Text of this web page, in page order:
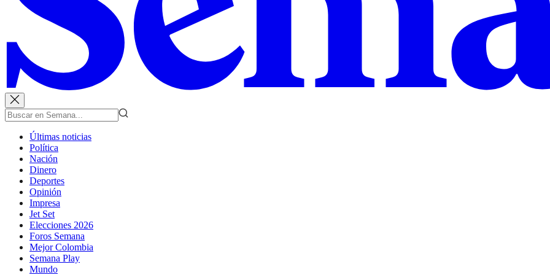
Últimas noticias
Política
Nación
Dinero
Deportes
Opinión
Impresa
Jet Set
Elecciones 2026
Foros Semana
Mejor Colombia
Semana Play
Mundo